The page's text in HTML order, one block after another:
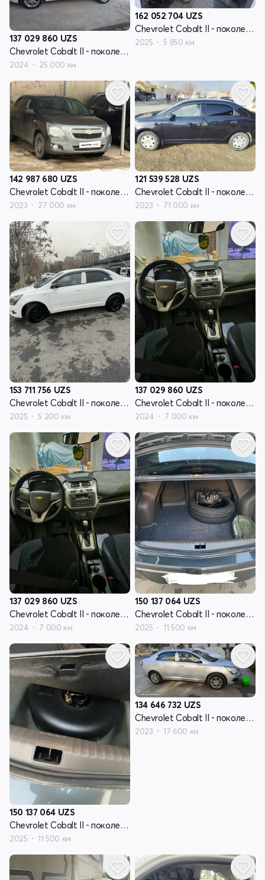
137 029 860 UZS
Chevrolet Cobalt II - поколение рестайлинг
2024 25 000 км
162 052 704 UZS
Chevrolet Cobalt II - поколение рестайлинг
2025 5 850 км
142 987 680 UZS
Chevrolet Cobalt II - поколение рестайлинг
2023 27 000 км
121 539 528 UZS
Chevrolet Cobalt II - поколение рестайлинг
2023 71 000 км
153 711 756 UZS
Chevrolet Cobalt II - поколение рестайлинг
2025 5 200 км
137 029 860 UZS
Chevrolet Cobalt II - поколение рестайлинг
2024 7 000 км
137 029 860 UZS
Chevrolet Cobalt II - поколение рестайлинг
2024 7 000 км
150 137 064 UZS
Chevrolet Cobalt II - поколение рестайлинг
2025 11 500 км
150 137 064 UZS
Chevrolet Cobalt II - поколение рестайлинг
2025 11 500 км
134 646 732 UZS
Chevrolet Cobalt II - поколение рестайлинг
2023 17 600 км